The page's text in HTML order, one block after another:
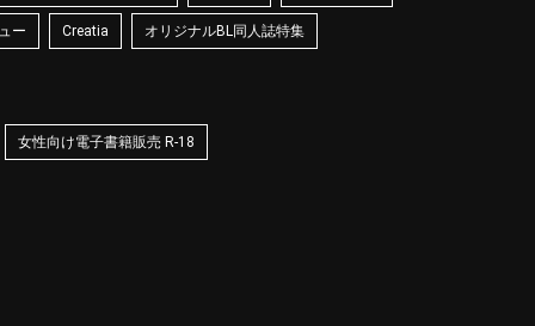
ー Creatia オリジナルBL同人誌特集
女性向け電子書籍販売 R-18